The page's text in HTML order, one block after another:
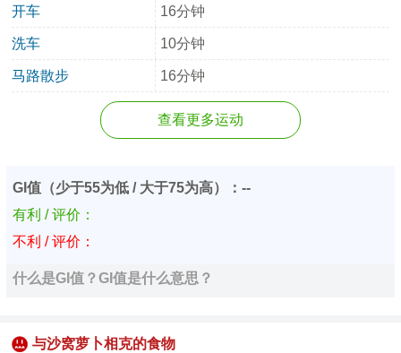
开车 16分钟
洗车 10分钟
马路散步 16分钟
查看更多运动
GI值（少于55为低 / 大于75为高）：--
有利 / 评价：
不利 / 评价：
什么是GI值？GI值是什么意思？
与沙窝萝卜相克的食物